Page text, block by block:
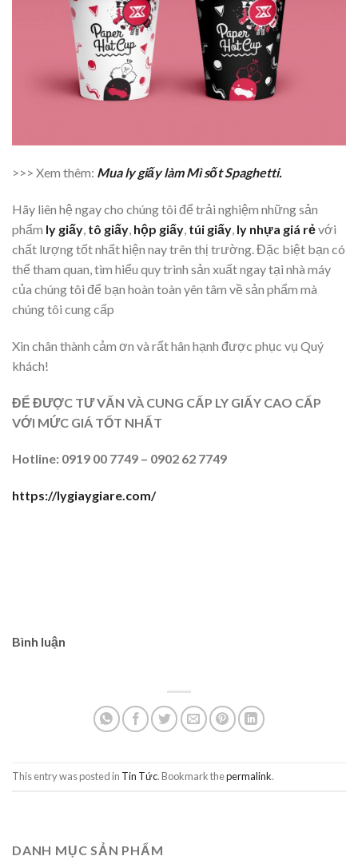
DANH MỤC SẢN PHẨM
>>> Xem thêm: Mua ly giấy làm Mì sốt Spaghetti.
Hãy liên hệ ngay cho chúng tôi để trải nghiệm những sản
phẩm ly giấy, tô giấy, hộp giấy, túi giấy, ly nhựa giá rẻvới
chất lượng tốt nhất hiện nay trên thị trường. Đặc biệt bạn có
thể tham quan, tìm hiểu quy trình sản xuất ngay tại nhà máy
của chúng tôi để bạn hoàn toàn yên tâm về sản phẩm mà
chúng tôi cung cấp
Xin chân thành cảm ơn và rất hân hạnh được phục vụ Quý
khách!
ĐỂ ĐƯỢC TƯ VẤN VÀ CUNG CẤP LY GIẤY CAO CẤP
VỚI MỨC GIÁ TỐT NHẤT
Hotline: 0919 00 7749 – 0902 62 7749
https://lygiaygiare.com/
Bình luận
This entry was posted in Tin Tức. Bookmark thepermalink.